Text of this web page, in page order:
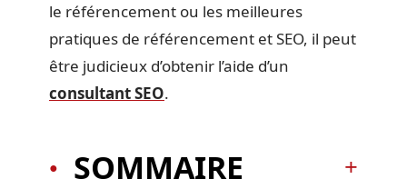
le référencement ou les meilleures
pratiques de référencement et SEO, il peut
être judicieux d’obtenir l’aide d’un
consultant SEO.
SOMMAIRE